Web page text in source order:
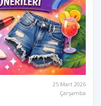
25 Mart 2026
Çarşamba